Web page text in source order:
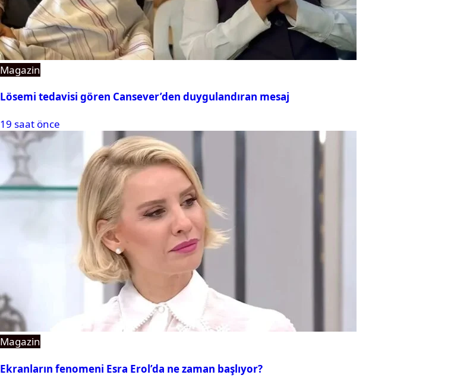
Magazin
Lösemi tedavisi gören Cansever’den duygulandıran mesaj
19 saat önce
Magazin
Ekranların fenomeni Esra Erol’da ne zaman başlıyor?